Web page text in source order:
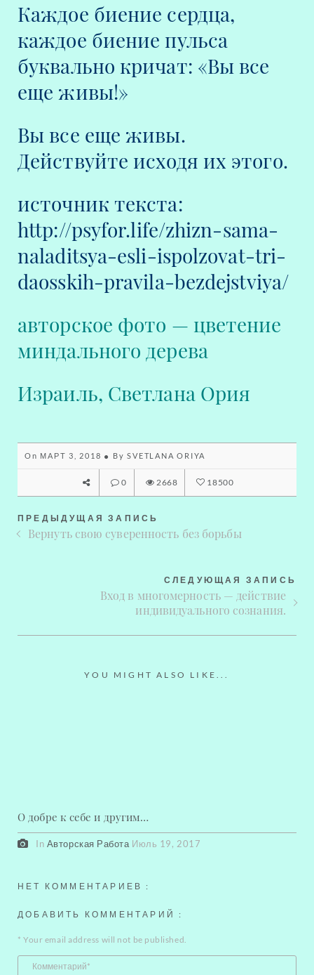
Каждое биение сердца,
каждое биение пульса
буквально кричат: «Вы все
еще живы!»
Вы все еще живы.
Действуйте исходя их этого.
источник текста:
http://psyfor.life/zhizn-sama-
naladitsya-esli-ispolzovat-tri-
daosskih-pravila-bezdejstviya/
авторское фото — цветение
миндального дерева
Израиль, Светлана Ория
On МАРТ 3, 2018 BySVETLANA ORIYA
0 2668 18500
ПРЕДЫДУЩАЯ ЗАПИСЬ
Вернуть свою суверенность без борьбы
СЛЕДУЮЩАЯ ЗАПИСЬ
Вход в многомерность — действие
индивидуального сознания.
YOU MIGHT ALSO LIKE...
О добре к себе и другим…
In Авторская Работа Июль 19, 2017
НЕТ КОММЕНТАРИЕВ :
ДОБАВИТЬ КОММЕНТАРИЙ :
* Your email address will not be published.